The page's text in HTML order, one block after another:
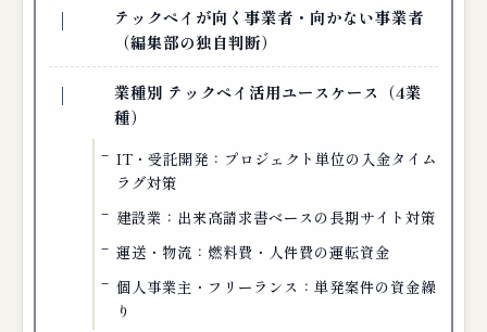
テックペイが向く事業者・向かない事業者
（編集部の独自判断）
業種別 テックペイ活用ユースケース（4業
種）
IT・受託開発：プロジェクト単位の入金タイム
ラグ対策
建設業：出来高請求書ベースの長期サイト対策
運送・物流：燃料費・人件費の運転資金
個人事業主・フリーランス：単発案件の資金繰
り